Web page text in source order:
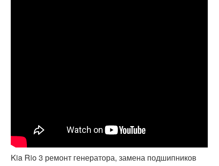
Kia Rio 3 ремонт генератора, замена подшипников